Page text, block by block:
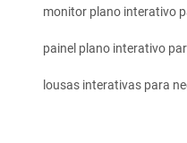
monitor plano interativo
painel plano interativo
lousas interativas para